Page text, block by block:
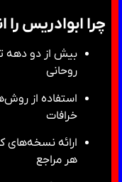
چرا ابوادریس را
بیش از دو دهه
روحانی
استفاده از
خرافات
ارائه نسخه‌های
هر مراجع